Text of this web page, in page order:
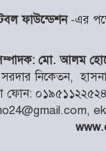
সংঘর্ষে তিন
র‍্যাব বিলুপ্ত
এসআরবি
ফাউন্ডেশন-এর
মো. আলম
সরদার নিকেতন,
ফোন: